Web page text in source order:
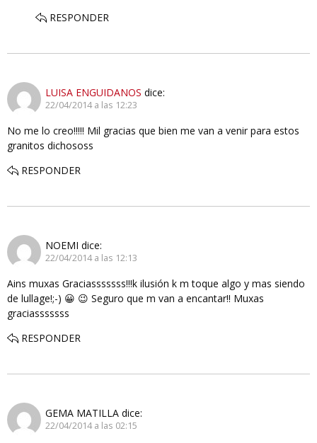
RESPONDER
LUISA ENGUIDANOS dice:
22/04/2014 a las 12:23
No me lo creo!!!!! Mil gracias que bien me van a venir para estos
granitos dichososs
RESPONDER
NOEMI dice:
22/04/2014 a las 12:13
Ains muxas Graciasssssss!!!k ilusión k m toque algo y mas siendo
de lullage!;-) 😀 😉 Seguro que m van a encantar!! Muxas
graciasssssss
RESPONDER
GEMA MATILLA dice:
22/04/2014 a las 02:15